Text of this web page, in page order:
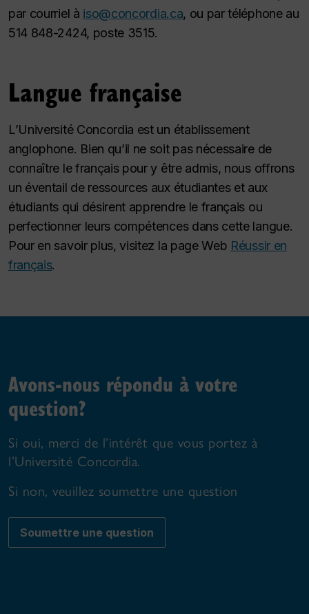
par courriel à iso@concordia.ca, ou par téléphone au
514 848-2424, poste 3515.
Langue française
L’Université Concordia est un établissement
anglophone. Bien qu’il ne soit pas nécessaire de
connaître le français pour y être admis, nous offrons
un éventail de ressources aux étudiantes et aux
étudiants qui désirent apprendre le français ou
perfectionner leurs compétences dans cette langue.
Pour en savoir plus, visitez la page Web Réussir en
français.
Avons-nous répondu à votre
question?
Si oui, merci de l’intérêt que vous portez à
l’Université Concordia.
Si non, veuillez soumettre une question
Soumettre une question